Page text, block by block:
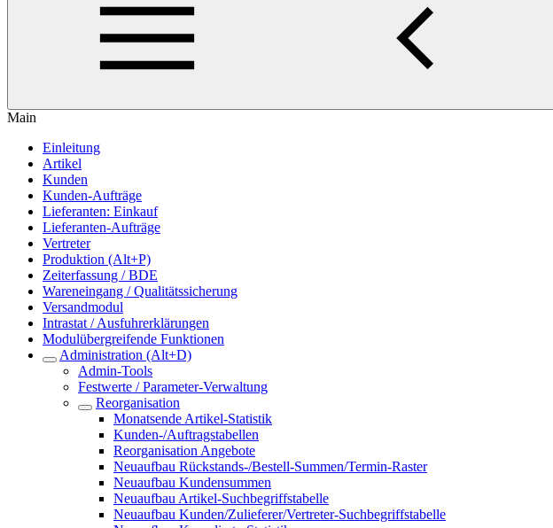
Main
Einleitung
Artikel
Kunden
Kunden-Aufträge
Lieferanten: Einkauf
Lieferanten-Aufträge
Vertreter
Produktion (Alt+P)
Zeiterfassung / BDE
Wareneingang / Qualitätssicherung
Versandmodul
Intrastat / Ausfuhrerklärungen
Modulübergreifende Funktionen
Administration (Alt+D)
Admin-Tools
Festwerte / Parameter-Verwaltung
Reorganisation
Monatsende Artikel-Statistik
Kunden-/Auftragstabellen
Reorganisation Angebote
Neuaufbau Rückstands-/Bestell-Summen/Termin-Raster
Neuaufbau Kundensummen
Neuaufbau Artikel-Suchbegriffstabelle
Neuaufbau Kunden/Zulieferer/Vertreter-Suchbegriffstabelle